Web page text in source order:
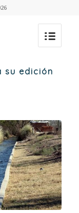
su edición